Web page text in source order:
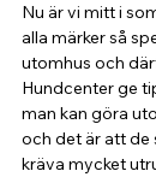
Nu är vi mitt i
alla märker så
utomhus och
Hundcenter ge
man kan göra
och det är att de
kräva mycket